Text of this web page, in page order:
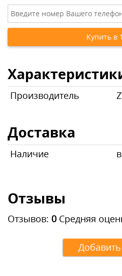
Производитель
Доставка
Наличие
Отзывы
Отзывов: 0 Средняя